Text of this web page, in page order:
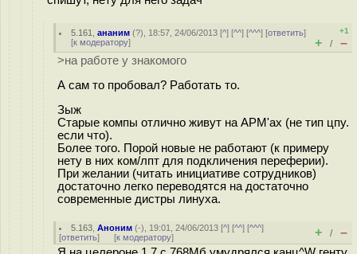
5.161 ,ананим (?), 18:57, 24/06/2013 [^] [^^] [^^^] [ответить]
[к модератору]
+1
+ / –
>на работе у знакомого
А сам то пробовал? Работать то.
Зыж
Старые компы отлично живут на АРМ'ах (не тип цпу.
если что).
Более того. Порой новые не работают (к примеру
нету в них ком/лпт для подкличения переферии).
При желании (читать инициативе сотрудников)
достаточно легко переводятся на достаточно
современные дистры линуха.
5.163 ,Аноним (-), 19:01, 24/06/2013 [^] [^^] [^^^]
[ответить] [к модератору] + / –